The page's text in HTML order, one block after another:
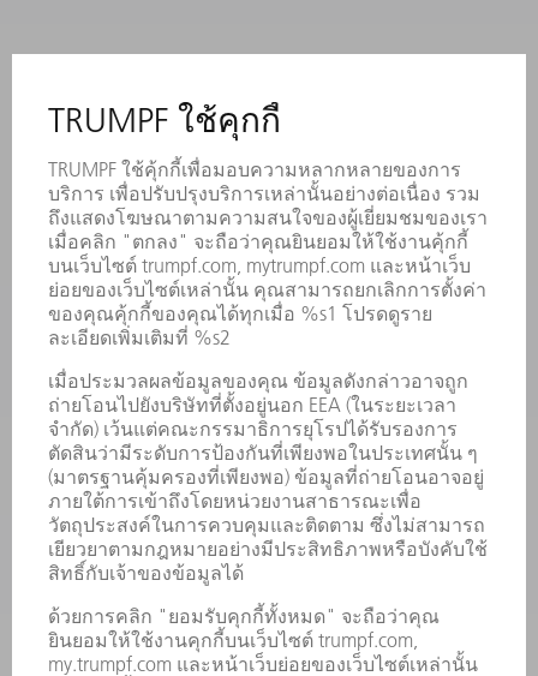
บริการออนไลน์
สถานที่ตั้ง
การจัดงานและกำหนดเวลา
การลงทะเบียนรับหนังสือพิมพ์
แผ่นข้อมูลด้านความปลอดภัย
ผลิตภัณฑ์
เครื่องจักร & ระบบ
เลเซอร์
เพาเวอร์อิเล็กทรอนิกส์
โรงงานอัจฉริยะ
ซอฟต์แวร์
บริการ
การใช้งาน
อุตสาหกรรมต่าง ๆ
บริษัท
อาชีพ
ข้อเสนอตำแหน่งงาน
โปรไฟล์บริษัท
รายงานประจำปี
หลักการดำเนินธุรกิจของบริษัท
การปฏิบัติตามมาตรฐาน